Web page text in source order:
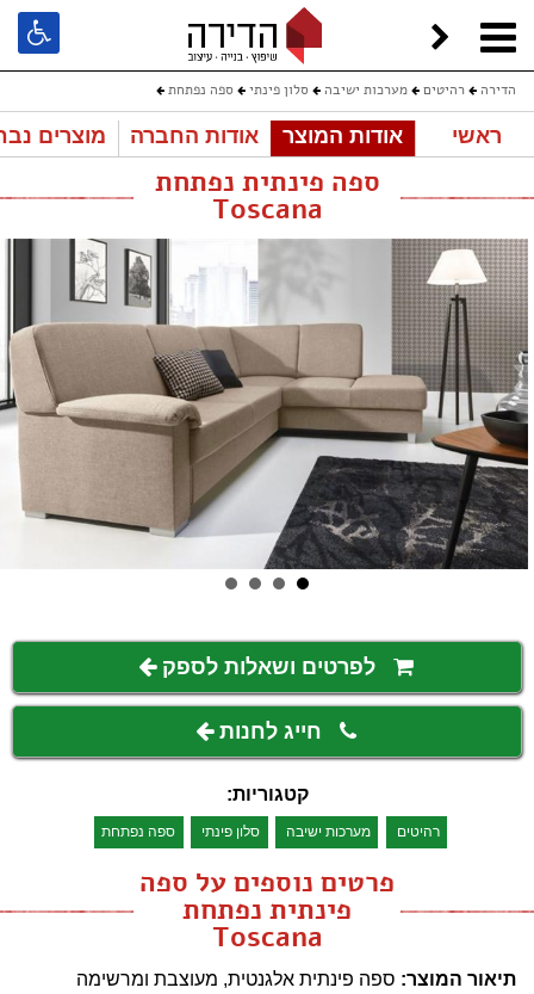
הדירה רהיטים מערכות ישיבה סלון פינתי ספה נפתחת
ספה פינתית נפתחת Toscana
ראשי אודות המוצר אודות החברה מוצרים
ספה פינתית נפתחת
Toscana
לפרטים ושאלות לספק
חייג לחנות
קטגוריות:
רהיטים מערכות ישיבה סלון פינתי ספה נפתחת
פרטים נוספים על ספה
פינתית נפתחת
Toscana
תיאור המוצר: ספה פינתית אלגנטית, מעוצבת ומרשימה